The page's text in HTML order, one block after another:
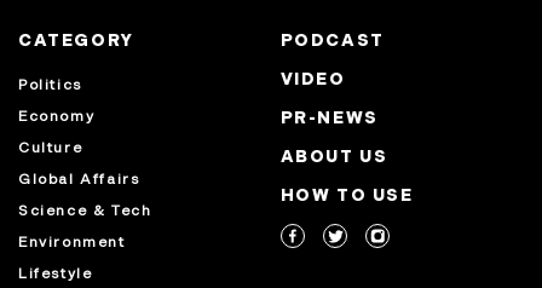
CATEGORY
Politics
Economy
Culture
Global Affairs
Science & Tech
Environment
Lifestyle
PODCAST
VIDEO
PR-NEWS
ABOUT US
HOW TO USE